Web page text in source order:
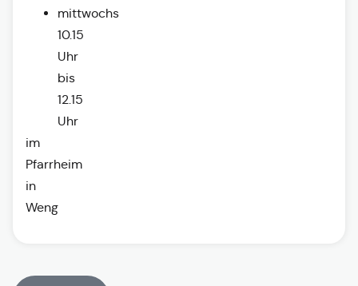
mittwochs
10.15
Uhr
bis
12.15
Uhr
im
Pfarrheim
in
Weng